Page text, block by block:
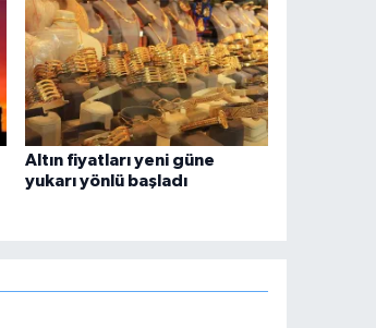
Altın fiyatları yeni güne
yukarı yönlü başladı